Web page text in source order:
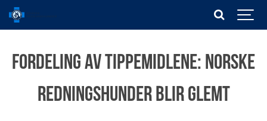
Fordeling av Tippemidlene: Norske
Redningshunder blir glemt